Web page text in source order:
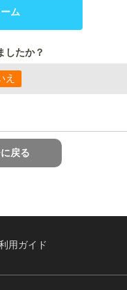
ム
したか？
戻る
用ガイド